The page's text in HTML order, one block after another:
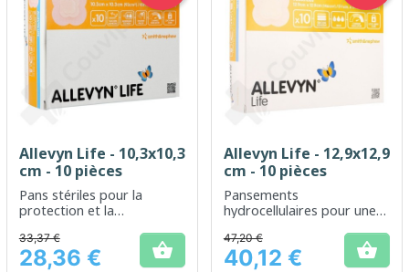
Allevyn Life - 10,3x10,3
cm - 10 pièces
Pans stériles pour la
protection et la
Prix
33,37 €
28,36 € 
Allevyn Life - 12,9x12,9
cm - 10 pièces
Pansements
hydrocellulaires pour une
plaies
Prix
47,20 €
40,12 € 